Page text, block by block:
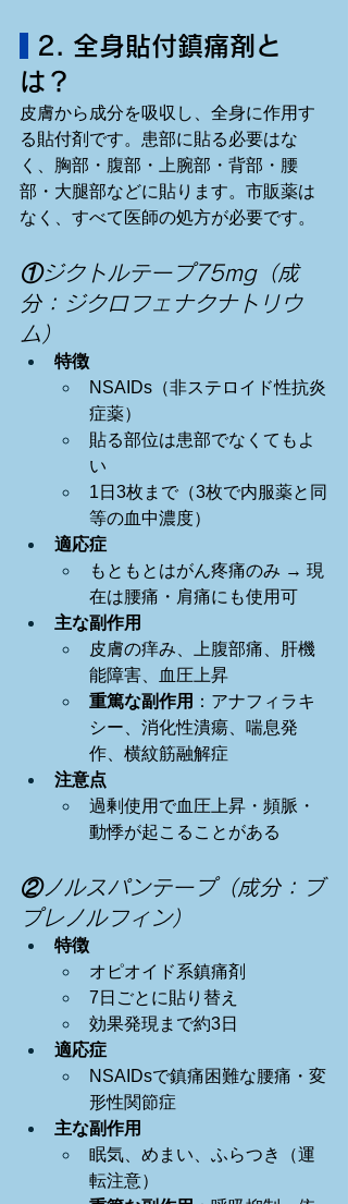
2. 全身貼付鎮痛剤と
は？
皮膚から成分を吸収し、全身に作用す
る貼付剤です。患部に貼る必要はな
く、胸部・腹部・上腕部・背部・腰
部・大腿部などに貼ります。市販薬は
なく、すべて医師の処方が必要です。
①ジクトルテープ75mg（成
分：ジクロフェナクナトリウ
ム）
特徴
NSAIDs（非ステロイド性抗炎
症薬）
貼る部位は患部でなくてもよ
い
1日3枚まで（3枚で内服薬と同
等の血中濃度）
適応症
もともとはがん疼痛のみ → 現
在は腰痛・肩痛にも使用可
主な副作用
皮膚の痒み、上腹部痛、肝機
能障害、血圧上昇
重篤な副作用 ：アナフィラキ
シー、消化性潰瘍、喘息発
作、横紋筋融解症
注意点
過剰使用で血圧上昇・頻脈・
動悸が起こることがある
②ノルスパンテープ（成分：ブ
プレノルフィン）
特徴
オピオイド系鎮痛剤
7日ごとに貼り替え
効果発現まで約3日
適応症
NSAIDsで鎮痛困難な腰痛・変
形性関節症
主な副作用
眠気、めまい、ふらつき（運
転注意）